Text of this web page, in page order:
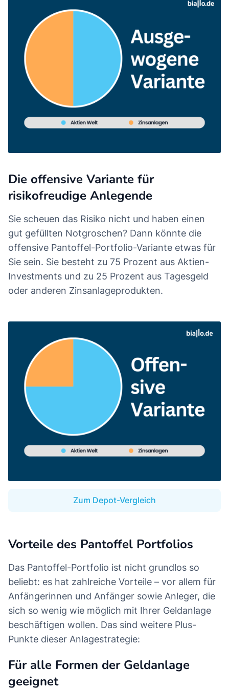
Die offensive Variante für
risikofreudige Anlegende
Sie scheuen das Risiko nicht und haben einen
gut gefüllten Notgroschen? Dann könnte die
offensive Pantoffel-Portfolio-Variante etwas für
Sie sein. Sie besteht zu 75 Prozent aus Aktien-
Investments und zu 25 Prozent aus Tagesgeld
oder anderen Zinsanlageprodukten.
Zum Depot-Vergleich
Vorteile des Pantoffel Portfolios
Das Pantoffel-Portfolio ist nicht grundlos so
beliebt: es hat zahlreiche Vorteile – vor allem für
Anfängerinnen und Anfänger sowie Anleger, die
sich so wenig wie möglich mit Ihrer Geldanlage
beschäftigen wollen. Das sind weitere Plus-
Punkte dieser Anlagestrategie:
Für alle Formen der Geldanlage
geeignet